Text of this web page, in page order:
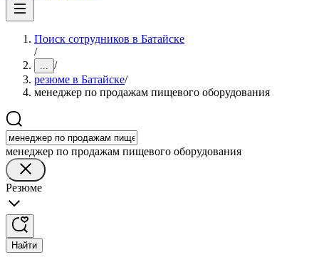
Поиск сотрудников в Батайске
/
... /
резюме в Батайске/
менеджер по продажам пищевого оборудования
менеджер по продажам пищевого оборудования
Резюме
Найти